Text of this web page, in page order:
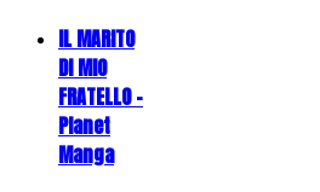
IL MARITO
DI MIO
FRATELLO -
Planet
Manga